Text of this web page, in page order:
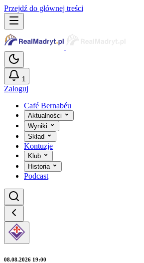
Przejdź do głównej treści
1
Zaloguj
Café Bernabéu
Aktualności
Wyniki
Skład
Kontuzje
Klub
Historia
Podcast
08.08.2026 19:00